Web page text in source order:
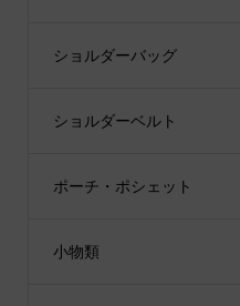
ショルダーバッグ
ショルダーベルト
ポーチ・ポシェット
小物類